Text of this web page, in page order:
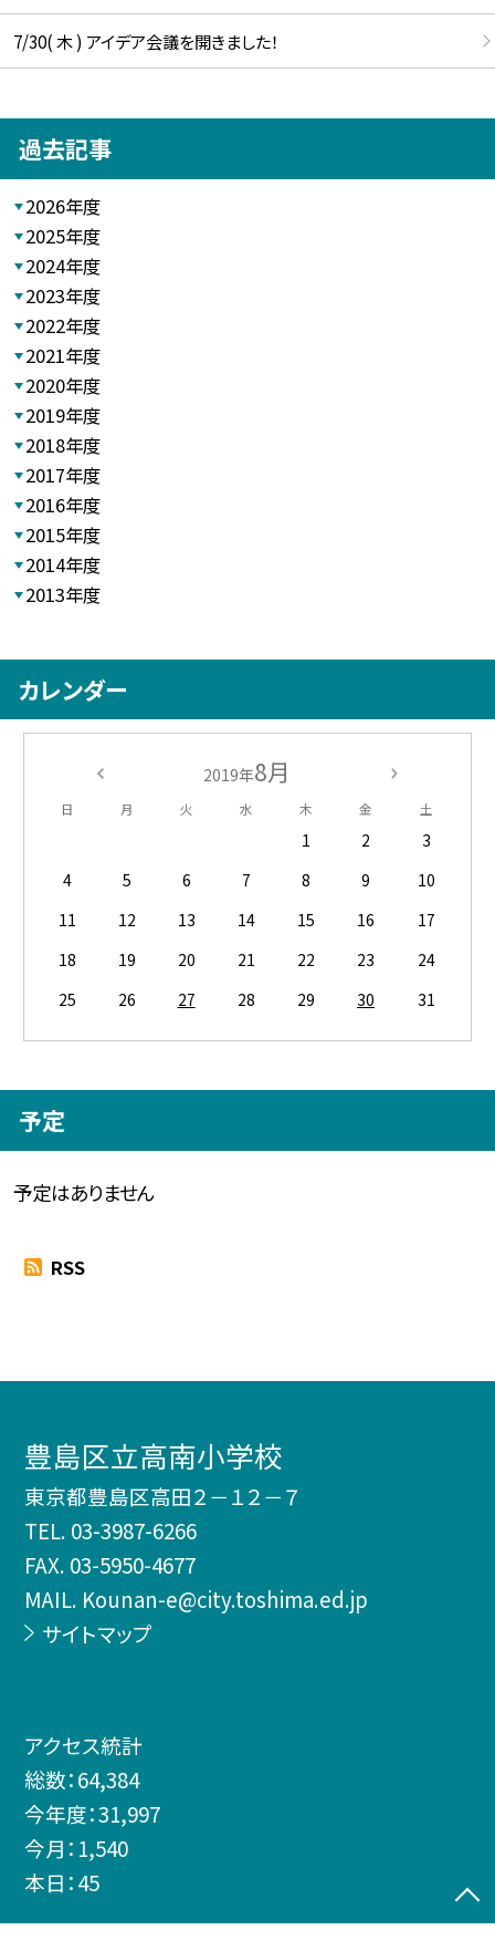
7/30( 木 ) アイデア会議を開きました！
過去記事
2026年度
2025年度
2024年度
2023年度
2022年度
2021年度
2020年度
2019年度
2018年度
2017年度
2016年度
2015年度
2014年度
2013年度
カレンダー
2019年8月
日 月 火 水 木 金 土
1 2
3
4
5 6 7 8 9
10
11
12 13 14 15 16
17
18
19 20 21 22 23
24
25
26 27 28 29 30 31
予定
予定はありません
RSS
豊島区立高南小学校
東京都豊島区高田２－１２－７
TEL. 03-3987-6266
FAX. 03-5950-4677
MAIL. Kounan-e@city.toshima.ed.jp
サイトマップ
アクセス統計
総数：64,384
今年度：31,997
今月： 1,540
本日：45